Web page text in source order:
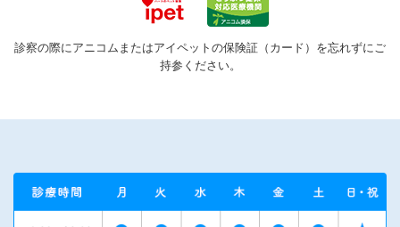
診察の際にアニコムまたはアイペットの保険証（カード）を忘れずにご
持参ください。